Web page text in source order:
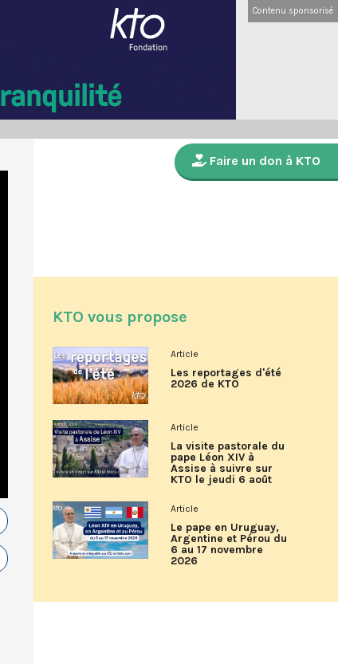
Contenu sponsorisé
Faire un don à KTO
KTO vous propose
Article
Les reportages d'été
2026 de KTO
Article
La visite pastorale du
pape Léon XIV à
Assise à suivre sur
KTO le jeudi 6 août
Article
Le pape en Uruguay,
Argentine et Pérou du
6 au 17 novembre
2026